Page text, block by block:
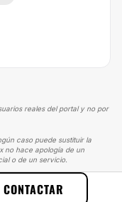
reales del portal y no por
caso puede sustituir la
no hace apología de un
o de un servicio.
CONTACTAR